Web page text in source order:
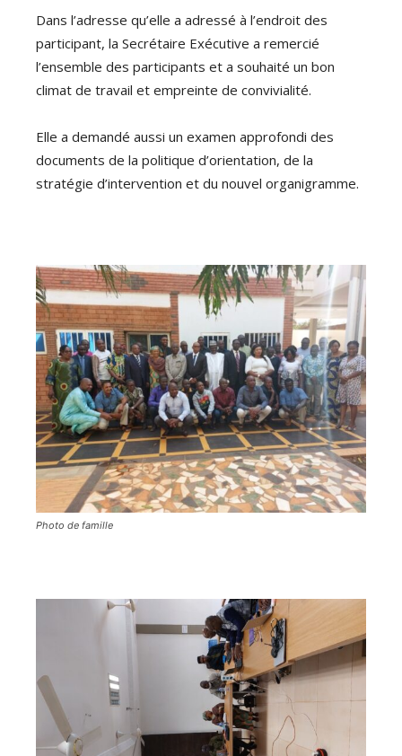
Dans l’adresse qu’elle a adressé à l’endroit des
participant, la Secrétaire Exécutive a remercié
l’ensemble des participants et a souhaité un bon
climat de travail et empreinte de convivialité.
Elle a demandé aussi un examen approfondi des
documents de la politique d’orientation, de la
stratégie d’intervention et du nouvel organigramme.
Photo de famille